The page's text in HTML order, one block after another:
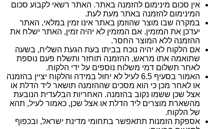
אין סכום מינימום להזמנה באתר. האתר רשאי לקבוע סכום
המינימום להזמנה באתר מעת לעת.
במקרה שבו מוצר שהוזמן באתר אינו זמין במלאי, האתר
יעדכן את המזמין. אם המזמין לא יהיה זמין, האתר ישלח את
ההזמנה ללא המוצר החסר.
אם הלקוח לא יהיה נוכח בביתו בעת הגעת השליח, בשעה
שתואמה אתו מראש, ההזמנה תוחזר ותשלח פעם נוספת
לאחר תשלום דמי משלוח נוספים על ידי הלקוח.
האמור בסעיף 6.5 לעיל לא יחול במידה והלקוח יציין בהזמנה
או לאחר מכן כי הוא מסכים שההזמנה תושאר ליד הדלת או
אצל שכן ששמו נקוב בהזמנה. האחריות הבלעדית הנובעת
מהשארת מוצרים ליד הדלת או אצל שכן, כאמור לעיל, תהא
של הלקוח.
אספקת הזמנות תתאפשר בתחומי מדינת ישראל, ובכפוף